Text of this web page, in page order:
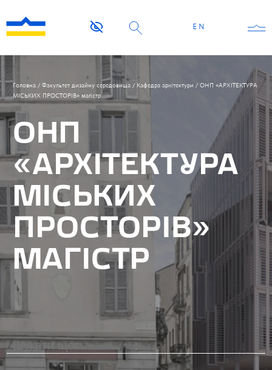
EN
Головна / Факультет дизайну середовища / Кафедра архітектури / ОНП «АРХІТЕКТУРА
МІСЬКИХ ПРОСТОРІВ» магістр
ОНП
«АРХІТЕКТУРА
МІСЬКИХ
ПРОСТОРІВ»
МАГІСТР